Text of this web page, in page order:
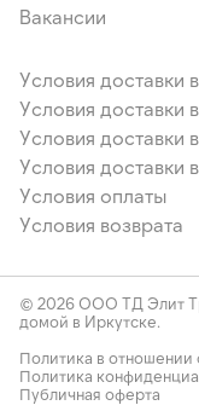
Вакансии
Условия доставки
Условия доставки
Условия доставки
Условия доставки
Условия оплаты
Условия возврата
© 2026 ООО ТД Элит
домой в Иркутске.
Политика в отношении
Политика
Публичная оферта